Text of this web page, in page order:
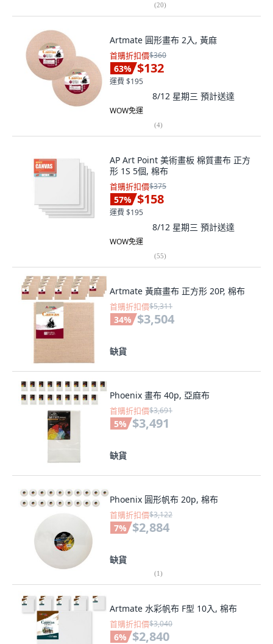
(20)
Artmate 圓形畫布 2入, 黃麻
首購折扣價$360
63% $132
運費 $195
8/12 星期三 預計送達
WOW免運
(4)
AP Art Point 美術畫板 棉質畫布 正方
形 1S 5個, 棉布
首購折扣價$375
57% $158
運費 $195
8/12 星期三 預計送達
WOW免運
(55)
Artmate 黃麻畫布 正方形 20P, 棉布
首購折扣價$5,311
34% $3,504
缺貨
Phoenix 畫布 40p, 亞麻布
首購折扣價$3,691
5% $3,491
缺貨
Phoenix 圓形帆布 20p, 棉布
首購折扣價$3,122
7% $2,884
缺貨
(1)
Artmate 水彩帆布 F型 10入, 棉布
首購折扣價$3,040
6% $2,840